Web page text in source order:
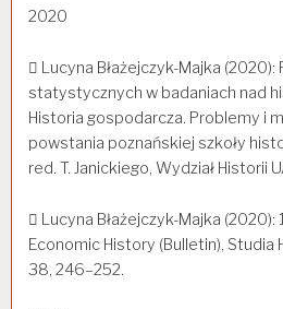
2020
 Lucyna Błażejczyk-Majka (2020):
statystycznych w badaniach nad
Historia gospodarcza. Problemy i
powstania poznańskiej szkoły
red. T. Janickiego, Wydział Historii
 Lucyna Błażejczyk-Majka
Economic History (Bulletin),
38, 246–252.